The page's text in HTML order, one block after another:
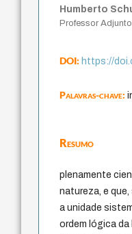
Humberto
Professor
DOI:https://
Palavras-chave:
Resumo
plenamente
natureza, e
a unidade
ordem lógica